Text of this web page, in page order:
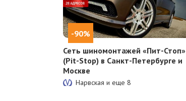
-90%
Сеть шиномонтажей «Пит-Стоп»
(Pit-Stop) в Санкт-Петербурге и
Москве
Нарвская и еще 8